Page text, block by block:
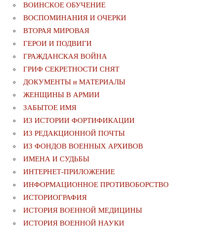
ВОИНСКОЕ ОБУЧЕНИЕ
ВОСПОМИНАНИЯ И ОЧЕРКИ
ВТОРАЯ МИРОВАЯ
ГЕРОИ И ПОДВИГИ
ГРАЖДАНСКАЯ ВОЙНА
ГРИФ СЕКРЕТНОСТИ СНЯТ
ДОКУМЕНТЫ и МАТЕРИАЛЫ
ЖЕНЩИНЫ В АРМИИ
ЗАБЫТОЕ ИМЯ
ИЗ ИСТОРИИ ФОРТИФИКАЦИИ
ИЗ РЕДАКЦИОННОЙ ПОЧТЫ
ИЗ ФОНДОВ ВОЕННЫХ АРХИВОВ
ИМЕНА И СУДЬБЫ
ИНТЕРНЕТ-ПРИЛОЖЕНИЕ
ИНФОРМАЦИОННОЕ ПРОТИВОБОРСТВО
ИСТОРИОГРАФИЯ
ИСТОРИЯ ВОЕННОЙ МЕДИЦИНЫ
ИСТОРИЯ ВОЕННОЙ НАУКИ